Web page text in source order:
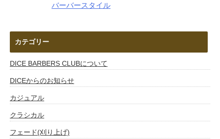
バーバースタイル
カテゴリー
DICE BARBERS CLUBについて
DICEからのお知らせ
カジュアル
クラシカル
フェード(刈り上げ)